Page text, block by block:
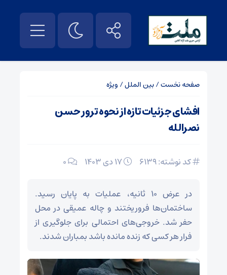
صفحه نخست/بین الملل/ ویژه
افشای جزئیات تازه از نحوه ترور حسن
نصرالله
کد نوشته: 6139 0
در عرض ۱۰ ثانیه، عملیات به پایان رسید.
ساختمان‌ها فروریختند و چاله عمیقی در محل
حفر شد. خروجی‌های احتمالی برای جلوگیری از
فرار هر کسی که زنده مانده باشد بمباران شدند.